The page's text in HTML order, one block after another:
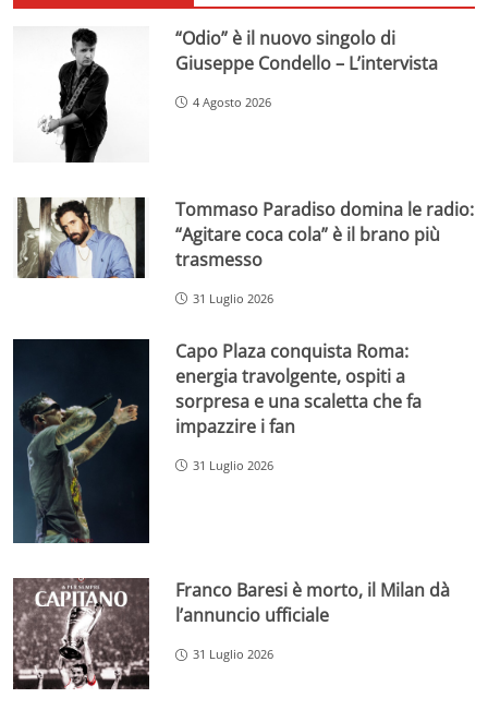
“Odio” è il nuovo singolo di
Giuseppe Condello – L’intervista
4 Agosto 2026
Tommaso Paradiso domina le radio:
“Agitare coca cola” è il brano più
trasmesso
31 Luglio 2026
Capo Plaza conquista Roma:
energia travolgente, ospiti a
sorpresa e una scaletta che fa
impazzire i fan
31 Luglio 2026
Franco Baresi è morto, il Milan dà
l’annuncio ufficiale
31 Luglio 2026